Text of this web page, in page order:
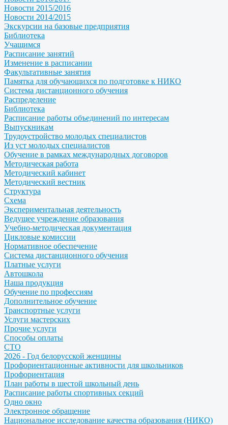
Новости 2015/2016
Новости 2014/2015
Экскурсии на базовые предприятия
Библиотека
Учащимся
Расписание занятий
Изменение в расписании
Факультативные занятия
Памятка для обучающихся по подготовке к НИКО
Система дистанционного обучения
Распределение
Библиотека
Расписание работы объединений по интересам
Выпускникам
Трудоустройство молодых специалистов
Из уст молодых специалистов
Обучение в рамках международных договоров
Методическая работа
Методический кабинет
Методический вестник
Структура
Схема
Экспериментальная деятельность
Ведущее учреждение образования
Учебно-методическая документация
Цикловые комиссии
Нормативное обеспечение
Система дистанционного обучения
Платные услуги
Автошкола
Наша продукция
Обучение по профессиям
Дополнительное обучение
Транспортные услуги
Услуги мастерских
Прочие услуги
Способы оплаты
СТО
2026 - Год белорусской женщины
Профориентационные активности для школьников
Профориентация
План работы в шестой школьный день
Расписание работы спортивных секций
Одно окно
Электронное обращение
Национальное исследование качества образования (НИКО)